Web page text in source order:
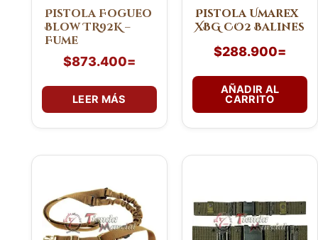
Pistola Fogueo
Blow TR92K –
Fume
$873.400=
LEER MÁS
Pistola Umarex
XBG CO2 Balines
$288.900=
AÑADIR AL
CARRITO
múltiples
variantes.